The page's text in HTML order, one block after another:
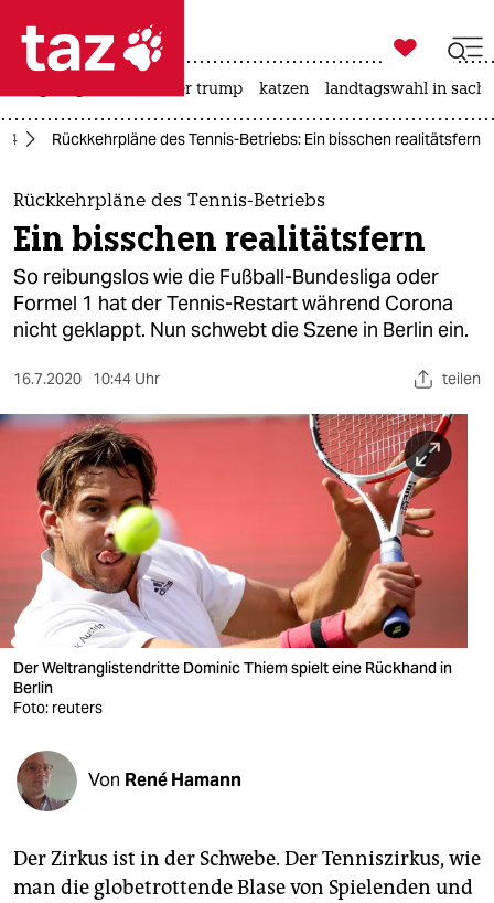
 taz zahl ich
taz zahl ich
themen
politik
öko
gesellschaft
sport
berlin
nord
wahrheit
verlag
verlag
shop
fragen & hilfe
unterstützen

taz zahl ich
usa unter trump katzen landtagswahl in
Rückkehrpläne des Tennis-Betriebs: Ein bisschen realitätsfern
Rückkehrpläne des Tennis-Betriebs
Ein bisschen realitätsfern
So reibungslos wie die Fußball-Bundesliga oder
Formel 1 hat der Tennis-Restart während Corona
nicht geklappt. Nun schwebt die Szene in Berlin ein.
16.7.2020 10:44 Uhr teilen
Der Weltranglistendritte Dominic Thiem spielt eine Rückhand in
Berlin
Foto: reuters
Von René Hamann
Der Zirkus ist in der Schwebe. Der Tenniszirkus, wie
man die globetrottende Blase von Spielenden und